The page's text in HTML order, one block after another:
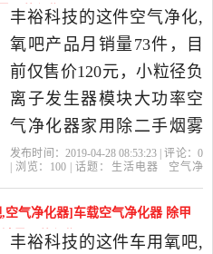
用氧吧,空气净化器，由福
建 厦门发货。
73件仅售120元
丰裕科技的这件空气净化,
氧吧产品月销量73件，目
前仅售价120元，小粒径负
离子发生器模块大功率空
气净化器家用除二手烟雾
霾无耗材是2019年丰裕科
比很高的空气净化,氧吧，
由福建 厦门发货。
发布时间：2019-04-28 08:53:23 | 评论： 0
| 浏览： 100 | 话题： 生活电器
空气净
空气净化器]车载空气净化器 除甲
量14件仅售20元
丰裕科技的这件车用氧吧,